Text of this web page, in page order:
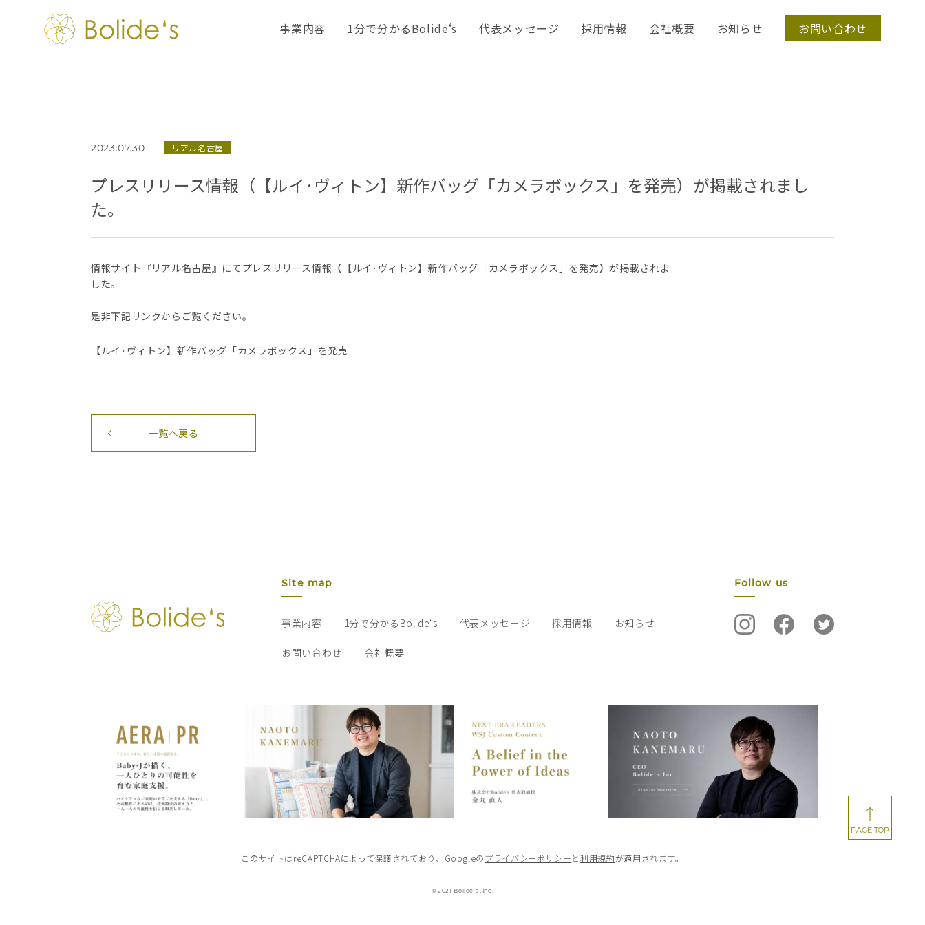
事業内容 1分で分かるBolide‘s 代表メッセージ 採用情報 会社概要 お知らせ お問い合わせ
2023.07.30 リアル名古屋
プレスリリース情報（【ルイ·ヴィトン】新作バッグ「カメラボックス」を発売）が掲載されまし
た。
情報サイト『リアル名古屋』にてプレスリリース情報 （ 【ルイ·ヴィトン】新作バッグ「カメラボックス」を発売）が掲載されま
した。
是非下記リンクからご覧ください。
【ルイ·ヴィトン】新作バッグ「カメラボックス」を発売
一覧へ戻る
Site map
事業内容 1分で分かるBolide‘s 代表メッセージ 採用情報 お知らせ
お問い合わせ 会社概要
Follow us
このサイトはreCAPTCHAによって保護されており、 Googleのプライバシーポリシーと利用規約が適用されます。
© 2021 Bolide‘s ,Inc.
PAGE TOP